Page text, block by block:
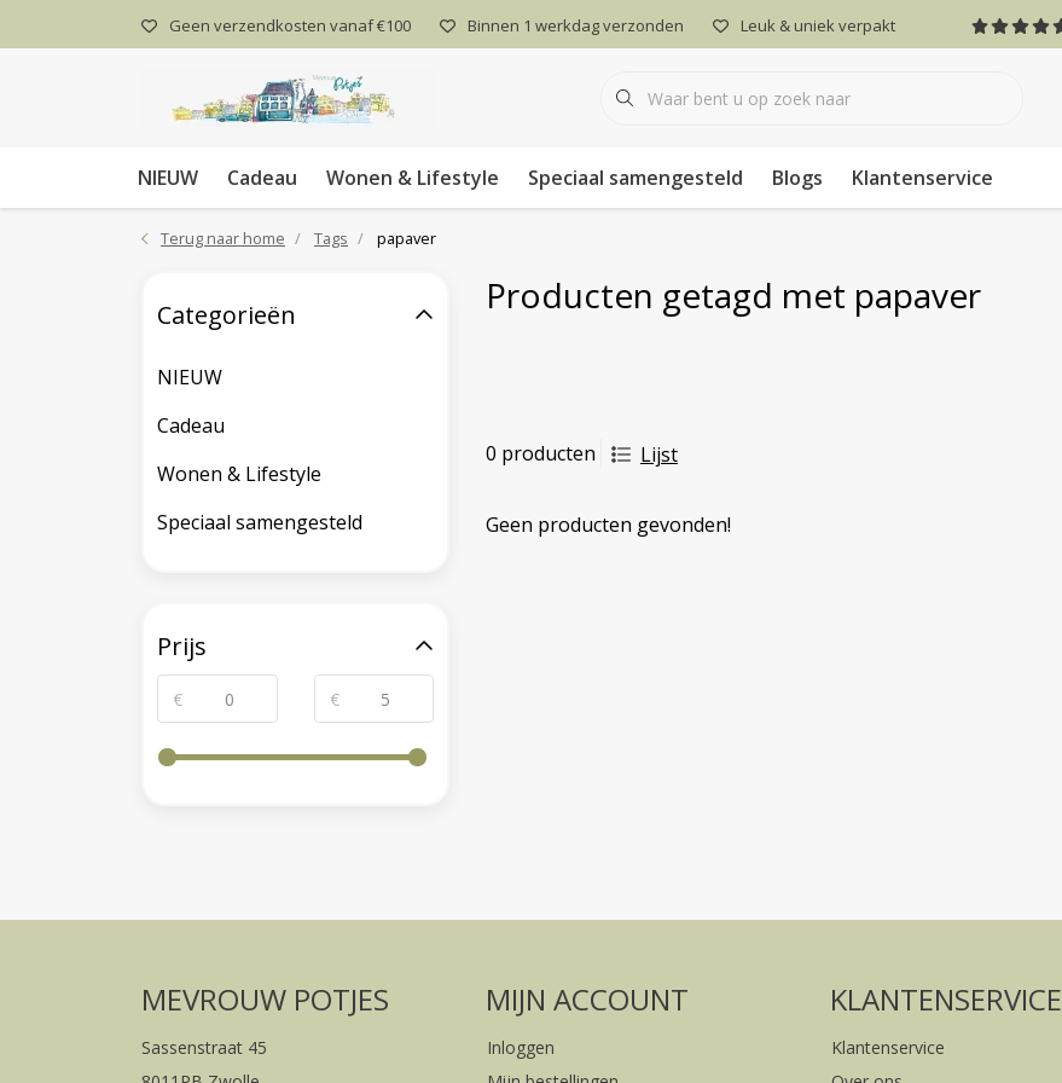
Geen verzendkosten vanaf €100 Binnen 1 werkdag verzonden Leuk & uniek verpakt
NIEUW Cadeau Wonen & Lifestyle Speciaal samengesteld Blogs Klantenservice
Terug naar home Tags papaver
Producten getagd met papaver
0 producten Lijst
Geen producten gevonden!
Categorieën
NIEUW
Cadeau
Wonen & Lifestyle
Speciaal samengesteld
Prijs
€ €
MEVROUW POTJES
Sassenstraat 45
MIJN ACCOUNT
Inloggen
KLANTENSERVICE
Klantenservice